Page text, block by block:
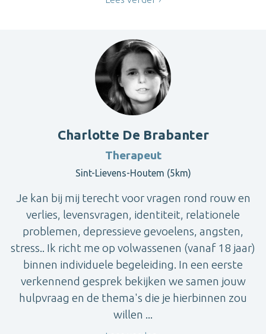
Charlotte De Brabanter
Therapeut
Sint-Lievens-Houtem (5km)
Je kan bij mij terecht voor vragen rond rouw en
verlies, levensvragen, identiteit, relationele
problemen, depressieve gevoelens, angsten,
stress.. Ik richt me op volwassenen (vanaf 18 jaar)
binnen individuele begeleiding. In een eerste
verkennend gesprek bekijken we samen jouw
hulpvraag en de thema's die je hierbinnen zou
willen ...